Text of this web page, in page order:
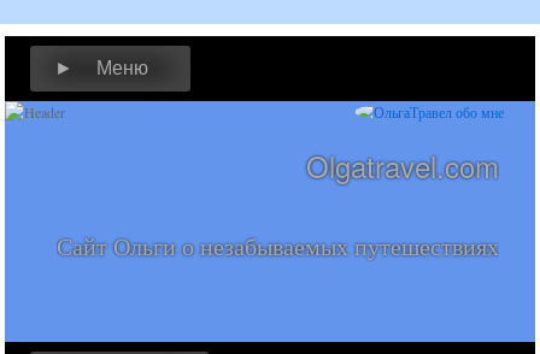
► Меню
Olgatravel.com
Сайт Ольги о незабываемых путешествиях